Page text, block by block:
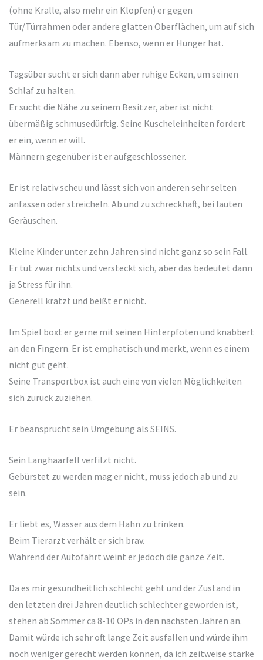
(ohne Kralle, also mehr ein Klopfen) er gegen
Tür/Türrahmen oder andere glatten Oberflächen, um auf sich
aufmerksam zu machen. Ebenso, wenn er Hunger hat.
Tagsüber sucht er sich dann aber ruhige Ecken, um seinen
Schlaf zu halten.
Er sucht die Nähe zu seinem Besitzer, aber ist nicht
übermäßig schmusedürftig. Seine Kuscheleinheiten fordert
er ein, wenn er will.
Männern gegenüber ist er aufgeschlossener.
Er ist relativ scheu und lässt sich von anderen sehr selten
anfassen oder streicheln. Ab und zu schreckhaft, bei lauten
Geräuschen.
Kleine Kinder unter zehn Jahren sind nicht ganz so sein Fall.
Er tut zwar nichts und versteckt sich, aber das bedeutet dann
ja Stress für ihn.
Generell kratzt und beißt er nicht.
Im Spiel boxt er gerne mit seinen Hinterpfoten und knabbert
an den Fingern. Er ist emphatisch und merkt, wenn es einem
nicht gut geht.
Seine Transportbox ist auch eine von vielen Möglichkeiten
sich zurück zuziehen.
Er beansprucht sein Umgebung als SEINS.
Sein Langhaarfell verfilzt nicht.
Gebürstet zu werden mag er nicht, muss jedoch ab und zu
sein.
Er liebt es, Wasser aus dem Hahn zu trinken.
Beim Tierarzt verhält er sich brav.
Während der Autofahrt weint er jedoch die ganze Zeit.
Da es mir gesundheitlich schlecht geht und der Zustand in
den letzten drei Jahren deutlich schlechter geworden ist,
stehen ab Sommer ca 8-10 OPs in den nächsten Jahren an.
Damit würde ich sehr oft lange Zeit ausfallen und würde ihm
noch weniger gerecht werden können, da ich zeitweise starke